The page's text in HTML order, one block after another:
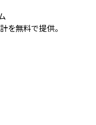
を無料で提供。